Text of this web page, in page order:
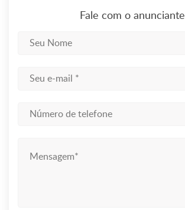
Fale com o anunciante